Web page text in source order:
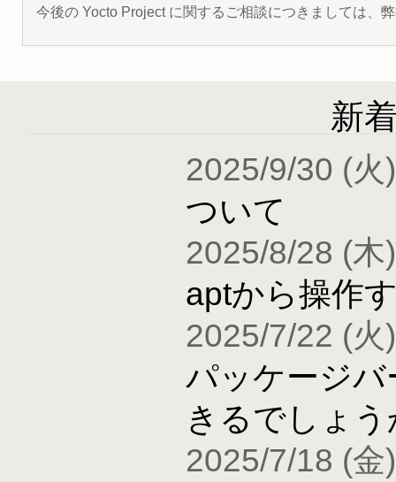
今後の Yocto Project に関するご相談につきましては、
新
2025/9/30 (火
ついて
2025/8/28 (木
aptから操作
2025/7/22 (火
パッケージ
きるでしょう
2025/7/18 (金